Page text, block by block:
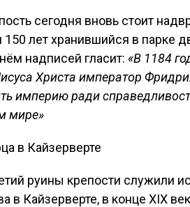
сегодня вновь стоит
лет хранившийся в парке
надписей гласит: «В 1184
Христа император
империю ради
мире»
в Кайзерверте
руины крепости служили
в Кайзерверте, в конце XIX